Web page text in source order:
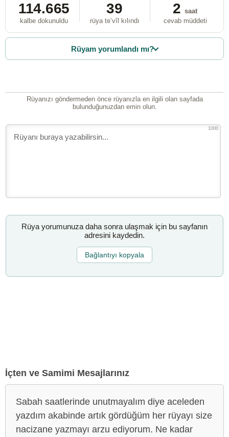
114.665
kalbe dokunuldu
39
rüya te’vîl kılındı
2 saat
cevab müddeti
Rüyam yorumlandı mı?
Rüyanızı göndermeden önce rüyanızla en ilgili olan sayfada
bulunduğunuzdan emin olun.
1000
Rüya yorumunuza daha sonra ulaşmak için bu sayfanın
adresini kaydedin.
Bağlantıyı kopyala
İçten ve Samimi Mesajlarınız
Sabah saatlerinde unutmayalım diye aceleden
yazdım akabinde artık gördüğüm her rüyayı size
nacizane yazmayı arzu ediyorum. Ne kadar